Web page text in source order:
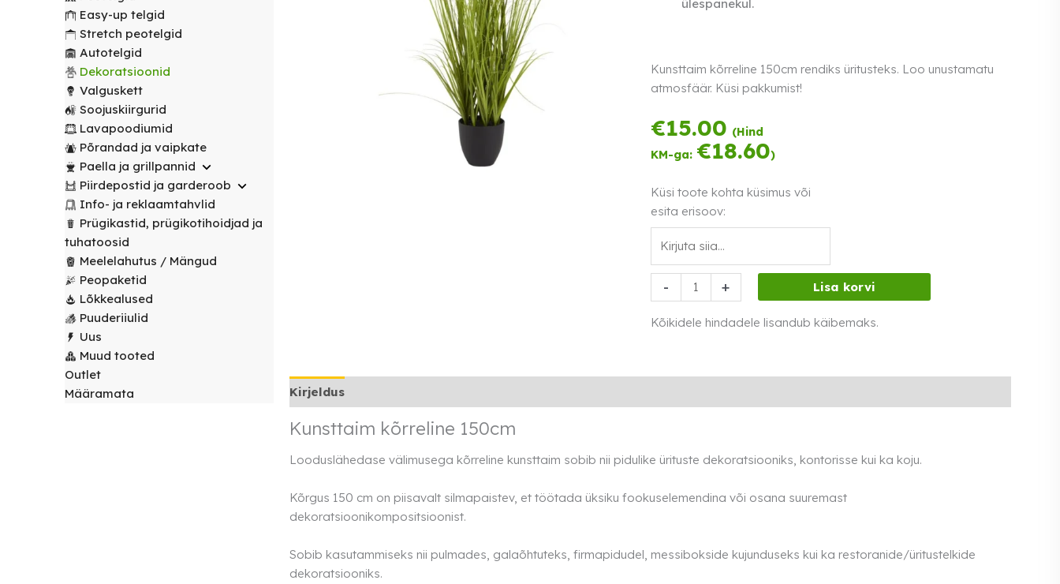
peotelgid
Peomööbel
Laudlinad
toolikatted
Ümmargused
Kandilised
Toolikatted
Servjetid ja
kaunistused
Valgustus
Valguskett POPULAARNE
Lauanõud
Lavapoodiumid
Mängud ja
meelelahutus
Muud
renditooted
Peopaketid
Prügikastid
peotelgid
Peomööbel
transpordikärud
Laudlinad
toolikatted
Ümmargused
laudlinad
Kandilised
Toolikatted
Prügikastid
Riidestanged
Meelelahutus
Puuderiiulid Easy-up telgid
Stretch peotelgid
Autotelgid
Dekoratsioonid
Valguskett
Soojuskiirgurid
Lavapoodiumid
Põrandad ja vaipkate
Paella ja grillpannid
Piirdepostid ja garderoob
Info- ja reklaamtahvlid
Prügikastid, prügikotihoidjad ja
tuhatoosid
Meelelahutus / Mängud
Peopaketid
Lõkkealused
Puuderiiulid
Uus
Muud tooted
Outlet
Määramata
ülespanekul.
Kunsttaim kõrreline 150cm rendiks üritusteks. Loo unustamatu
atmosfäär. Küsi pakkumist!
€15.00 (Hind
KM-ga: €18.60)
Küsi toote kohta küsimus või
esita erisoov:
-
Kunsttaim
kõrreline
150cm
+ Lisa korvi
Kõikidele hindadele lisandub käibemaks.
Kirjeldus
Kunsttaim kõrreline 150cm
Looduslähedase välimusega kõrreline kunsttaim sobib nii pidulike ürituste dekoratsiooniks, kontorisse kui ka koju.
Kõrgus 150 cm on piisavalt silmapaistev, et töötada üksiku fookuselemendina või osana suuremast
dekoratsioonikompositsioonist.
Sobib kasutammiseks nii pulmades, galaõhtuteks, firmapidudel, messibokside kujunduseks kui ka restoranide/üritustelkide
dekoratsiooniks.